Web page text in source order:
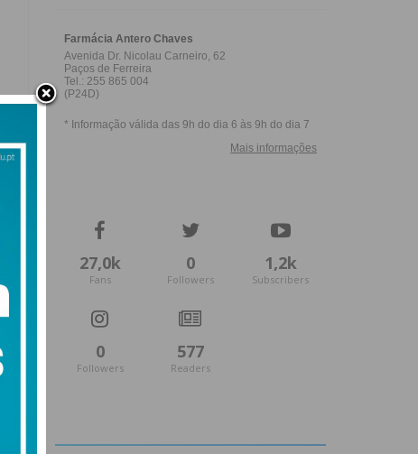
27,0k
Fans
0
Followers
1,2k
Subscribers
0
Followers
577
Readers